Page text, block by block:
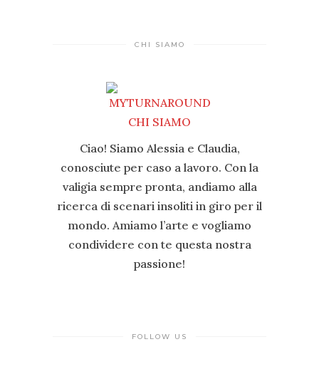
CHI SIAMO
Ciao! Siamo Alessia e Claudia,
conosciute per caso a lavoro. Con la
valigia sempre pronta, andiamo alla
ricerca di scenari insoliti in giro per il
mondo. Amiamo l’arte e vogliamo
condividere con te questa nostra
passione!
FOLLOW US